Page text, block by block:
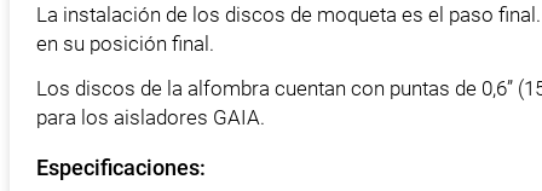
La instalación de los discos de moqueta es el paso
en su posición final.
Los discos de la alfombra cuentan con puntas de 0,6”
para los aisladores GAIA.
Especificaciones: